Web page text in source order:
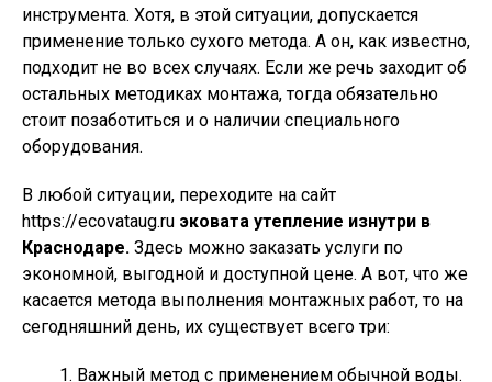
инструмента. Хотя, в этой ситуации, допускается
применение только сухого метода. А он, как известно,
подходит не во всех случаях. Если же речь заходит об
остальных методиках монтажа, тогда обязательно
стоит позаботиться и о наличии специального
оборудования.
В любой ситуации, переходите на сайт
https://ecovataug.ru эковата утепление изнутри в
Краснодаре. Здесь можно заказать услуги по
экономной, выгодной и доступной цене. А вот, что же
касается метода выполнения монтажных работ, то на
сегодняшний день, их существует всего три:
Важный метод с применением обычной воды.